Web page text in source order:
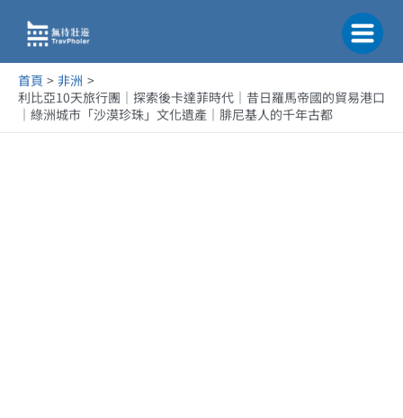
要
首頁
非洲
利比亞10天旅行團｜探索後卡達菲時代｜昔日羅馬帝國的貿易港口
｜綠洲城市「沙漠珍珠」文化遺產｜腓尼基人的千年古都